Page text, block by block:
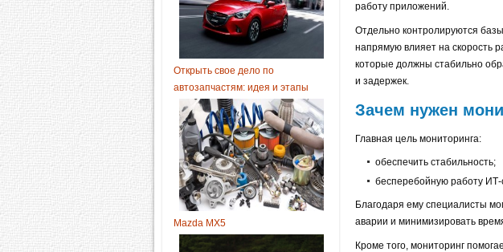
Открыть свое дело по
автозапчастям: идея и этапы
Mazda MX5
работу приложений.
Отдельно контролируются
напрямую влияет на скорость
которые должны стабильно
и задержек.
Зачем нужен
Главная цель мониторинга:
обеспечить стабильность;
бесперебойную работу ИТ-
Благодаря ему специалисты
аварии и минимизировать
Кроме того, мониторинг